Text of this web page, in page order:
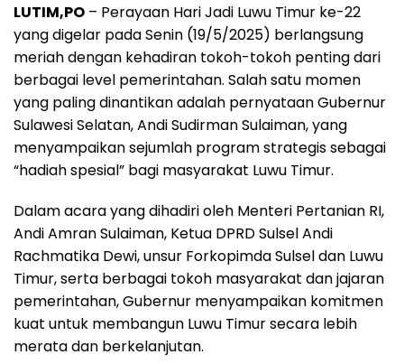
c
e
b
o
o
k
a
t
s
A
p
p
l
e
g
r
a
m
r
e
a
d
s
a
r
e
LUTIM,PO – Perayaan Hari Jadi Luwu Timur ke-22
yang digelar pada Senin (19/5/2025) berlangsung
meriah dengan kehadiran tokoh-tokoh penting dari
berbagai level pemerintahan. Salah satu momen
yang paling dinantikan adalah pernyataan Gubernur
Sulawesi Selatan, Andi Sudirman Sulaiman, yang
menyampaikan sejumlah program strategis sebagai
“hadiah spesial” bagi masyarakat Luwu Timur.
Dalam acara yang dihadiri oleh Menteri Pertanian RI,
Andi Amran Sulaiman, Ketua DPRD Sulsel Andi
Rachmatika Dewi, unsur Forkopimda Sulsel dan Luwu
Timur, serta berbagai tokoh masyarakat dan jajaran
pemerintahan, Gubernur menyampaikan komitmen
kuat untuk membangun Luwu Timur secara lebih
merata dan berkelanjutan.